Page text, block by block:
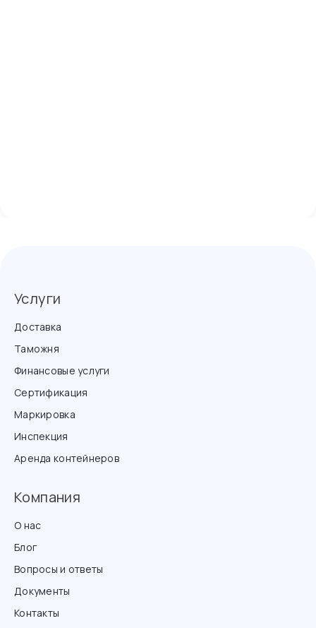
Услуги
Доставка
Таможня
Финансовые услуги
Сертификация
Маркировка
Инспекция
Аренда контейнеров
Компания
О нас
Блог
Вопросы и ответы
Документы
Контакты